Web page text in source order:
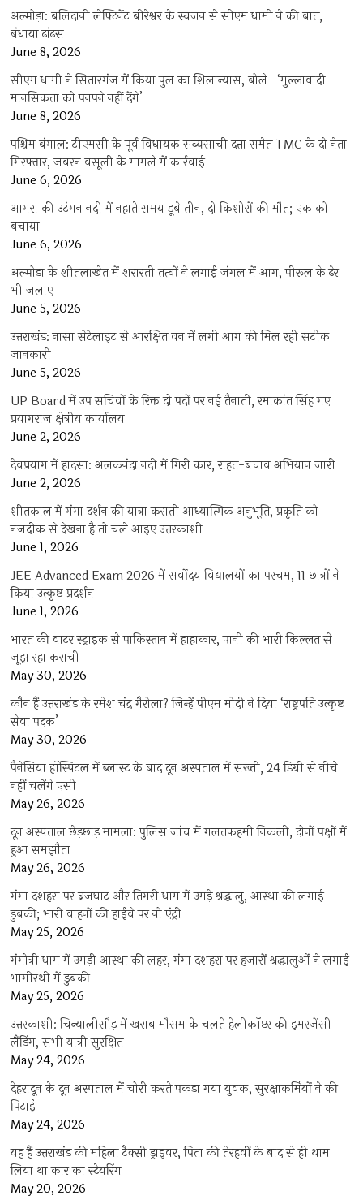
अल्मोड़ा: बलिदानी लेफ्टिनेंट बीरेश्वर के स्वजन से सीएम धामी ने की बात,
बंधाया ढांढस
June 8, 2026
सीएम धामी ने सितारगंज में किया पुल का शिलान्यास, बोले- ‘मुल्लावादी
मानसिकता को पनपने नहीं देंगे’
June 8, 2026
पश्चिम बंगाल: टीएमसी के पूर्व विधायक सब्यसाची दत्ता समेत TMC के दो नेता
गिरफ्तार, जबरन वसूली के मामले में कार्रवाई
June 6, 2026
आगरा की उटंगन नदी में नहाते समय डूबे तीन, दो किशोरों की मौत; एक को
बचाया
June 6, 2026
अल्मोड़ा के शीतलाखेत में शरारती तत्वों ने लगाई जंगल में आग, पीरूल के ढेर
भी जलाए
June 5, 2026
उत्तराखंड: नासा सेटेलाइट से आरक्षित वन में लगी आग की मिल रही सटीक
जानकारी
June 5, 2026
UP Board में उप सचिवों के रिक्त दो पदों पर नई तैनाती, रमाकांत सिंह गए
प्रयागराज क्षेत्रीय कार्यालय
June 2, 2026
देवप्रयाग में हादसा: अलकनंदा नदी में गिरी कार, राहत-बचाव अभियान जारी
June 2, 2026
शीतकाल में गंगा दर्शन की यात्रा कराती आध्यात्मिक अनुभूति, प्रकृति को
नजदीक से देखना है तो चले आइए उत्तरकाशी
June 1, 2026
JEE Advanced Exam 2026 में सर्वोदय विद्यालयों का परचम, 11 छात्रों ने
किया उत्कृष्ट प्रदर्शन
June 1, 2026
भारत की वाटर स्ट्राइक से पाकिस्तान में हाहाकार, पानी की भारी किल्लत से
जूझ रहा कराची
May 30, 2026
कौन हैं उत्तराखंड के रमेश चंद्र गैरोला? जिन्हें पीएम मोदी ने दिया ‘राष्ट्रपति उत्कृष्ट
सेवा पदक’
May 30, 2026
पैनेसिया हॉस्पिटल में ब्लास्ट के बाद दून अस्पताल में सख्ती, 24 डिग्री से नीचे
नहीं चलेंगे एसी
May 26, 2026
दून अस्पताल छेड़छाड़ मामला: पुलिस जांच में गलतफहमी निकली, दोनों पक्षों में
हुआ समझौता
May 26, 2026
गंगा दशहरा पर ब्रजघाट और तिगरी धाम में उमड़े श्रद्धालु, आस्था की लगाई
डुबकी; भारी वाहनों की हाईवे पर नो एंट्री
May 25, 2026
गंगोत्री धाम में उमड़ी आस्था की लहर, गंगा दशहरा पर हजारों श्रद्धालुओं ने लगाई
भागीरथी में डुबकी
May 25, 2026
उत्तरकाशी: चिन्यालीसौड़ में खराब मौसम के चलते हेलीकॉप्टर की इमरजेंसी
लैंडिंग, सभी यात्री सुरक्षित
May 24, 2026
देहरादून के दून अस्पताल में चोरी करते पकड़ा गया युवक, सुरक्षाकर्मियों ने की
पिटाई
May 24, 2026
यह हैं उत्तराखंड की महिला टैक्सी ड्राइवर, पिता की तेरहवीं के बाद से ही थाम
लिया था कार का स्टेयरिंग
May 20, 2026